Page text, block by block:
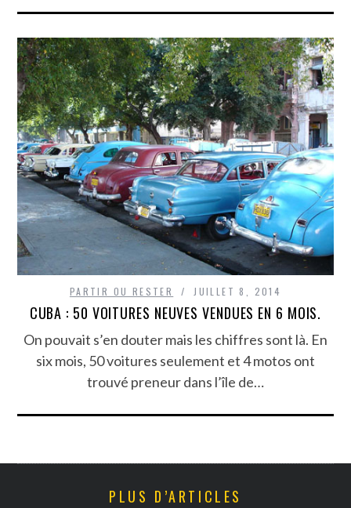
PARTIR OU RESTER JUILLET 8, 2014
CUBA : 50 VOITURES NEUVES VENDUES EN 6 MOIS.
On pouvait s’en douter mais les chiffres sont là. En
six mois, 50 voitures seulement et 4 motos ont
trouvé preneur dans l’île de…
PLUS D’ARTICLES